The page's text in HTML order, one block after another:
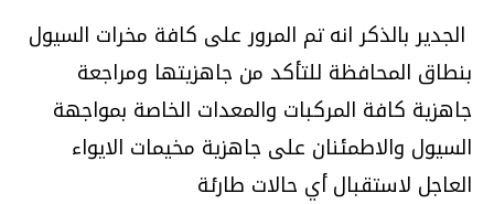
الجدير بالذكر انه تم المرور على كافة مخرات السيول
بنطاق المحافظة للتأكد من جاهزيتها ومراجعة
جاهزية كافة المركبات والمعدات الخاصة بمواجهة
السيول والاطمئنان على جاهزية مخيمات الايواء
العاجل لاستقبال أي حالات طارئة